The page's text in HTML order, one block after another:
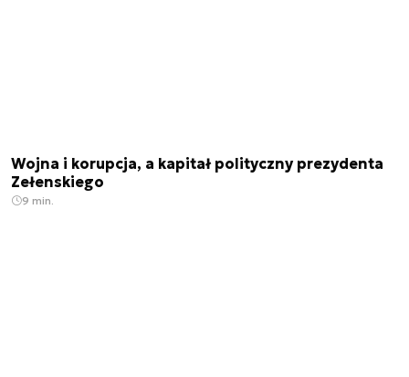
Wojna i korupcja, a kapitał polityczny prezydenta
Zełenskiego
9 min.